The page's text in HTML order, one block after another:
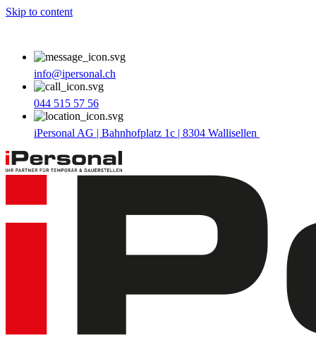
Skip to content
info@ipersonal.ch
044 515 57 56
iPersonal AG | Bahnhofplatz 1c | 8304 Wallisellen